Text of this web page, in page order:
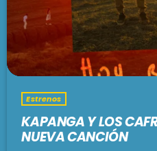
BARCELONA
MALLORCA
PODCASTS
TIENDA
EN VIVO AHORA!
Estrenos
KAPANGA Y LOS
NUEVA CANCIÓN